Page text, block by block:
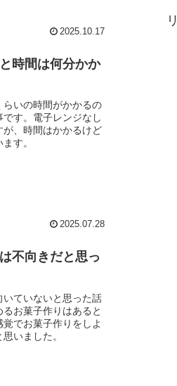
2025.10.17
時間は何分かか
いの時間がかかるの
す。電子レンジなし
、時間はかかるけど
す。
2025.07.28
不向きだと思っ
ていないと思った話
お菓子作りはあると
でお菓子作りをしよ
いました。